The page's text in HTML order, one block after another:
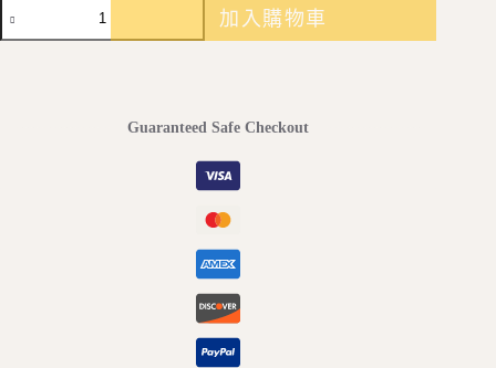
AIRFIT
F20
加入購物車
Guaranteed Safe Checkout